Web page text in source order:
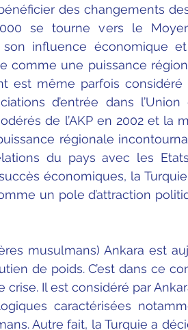
des changements
se tourne vers le
influence économique
comme une puissance
est même parfois
d’entrée dans l’Union
de l’AKP en 2002 et la
régionale
du pays avec les
économiques, la
un pole d’attraction
musulmans) Ankara est
de poids. C’est dans ce
crise. Il est considéré par
caractérisées
Autre fait, la Turquie a